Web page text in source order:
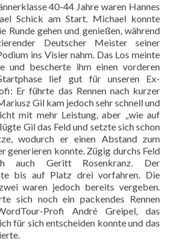
40-44 Jahre waren Hannes
Schick am Start. Michael konnte
Runde gehen und genießen, während
Deutscher Meister seiner
ins Visier nahm. Das Los meinte
und bescherte ihm einen vorderen
lief gut für unseren Ex-
Er führte das Rennen nach kurzer
Gil kam jedoch sehr schnell und
mit mehr Leistung, aber „wie auf
Gil das Feld und setzte sich schon
wodurch er einen Abstand zum
generieren konnte. Zügig durchs Feld
auch Geritt Rosenkranz. Der
bis auf Platz drei vorfahren. Die
waren jedoch bereits vergeben.
sich noch ein packendes Rennen
Profi André Greipel, das
für sich entscheiden konnte und das